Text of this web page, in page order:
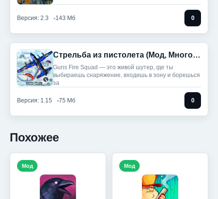
Версия: 2.3 143 Мб 0
Стрельба из пистолета (Мод, Много денег)
Guns Fire Squad — это живой шутер, где ты
выбираешь снаряжение, входишь в зону и борешься
за
Версия: 1.15 75 Мб 0
Похожее
Мод Мод